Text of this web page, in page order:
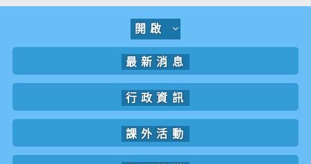
開啟
最新消息
行政資訊
課外活動